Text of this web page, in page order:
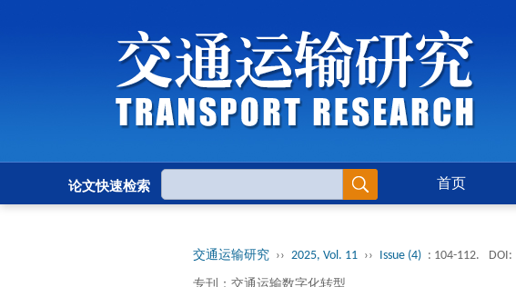
论文快速检索 首页
交通运输研究 ›› 2025, Vol. 11 ›› Issue (4) : 104-112. DOI:
专刊：交通运输数字化转型